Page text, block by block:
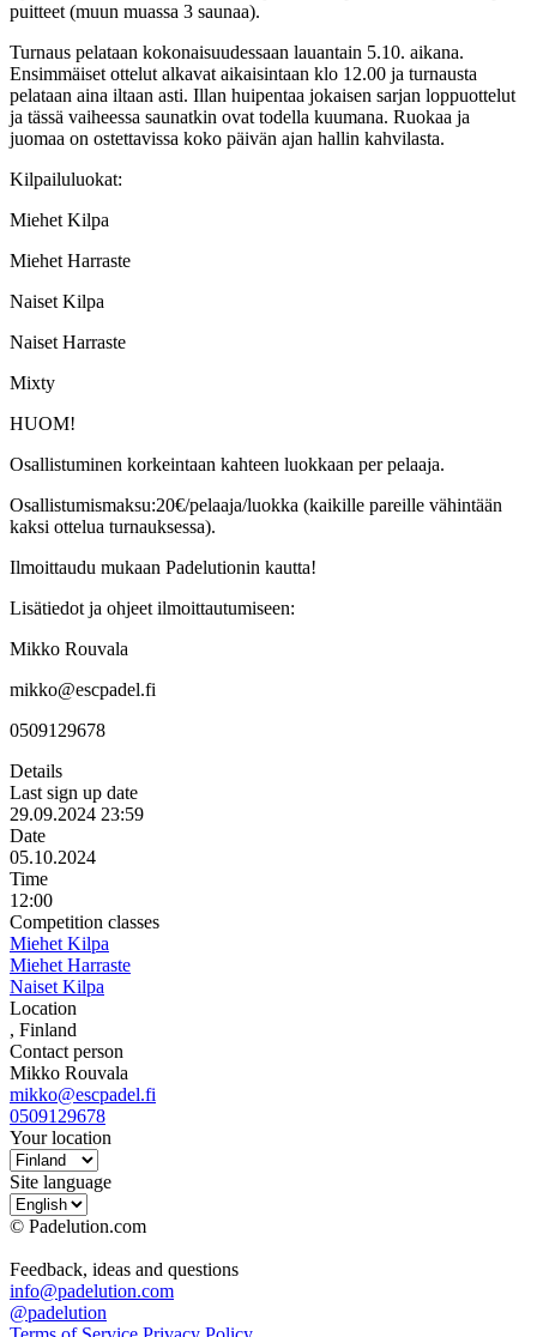
puitteet (muun muassa 3 saunaa).
Turnaus pelataan kokonaisuudessaan lauantain 5.10. aikana.
Ensimmäiset ottelut alkavat aikaisintaan klo 12.00 ja turnausta
pelataan aina iltaan asti. Illan huipentaa jokaisen sarjan loppuottelut
ja tässä vaiheessa saunatkin ovat todella kuumana. Ruokaa ja
juomaa on ostettavissa koko päivän ajan hallin kahvilasta.
Kilpailuluokat:
Miehet Kilpa
Miehet Harraste
Naiset Kilpa
Naiset Harraste
Mixty
HUOM!
Osallistuminen korkeintaan kahteen luokkaan per pelaaja.
Osallistumismaksu:20€/pelaaja/luokka (kaikille pareille vähintään
kaksi ottelua turnauksessa).
Ilmoittaudu mukaan Padelutionin kautta!
Lisätiedot ja ohjeet ilmoittautumiseen:
Mikko Rouvala
mikko@escpadel.fi
0509129678
Details
Last sign up date
29.09.2024 23:59
Date
05.10.2024
Time
12:00
Competition classes
Miehet Kilpa
Miehet Harraste
Naiset Kilpa
Location
, Finland
Contact person
Mikko Rouvala
mikko@escpadel.fi
0509129678
Your location
Site language
© Padelution.com
Feedback, ideas and questions
info@padelution.com
@padelution